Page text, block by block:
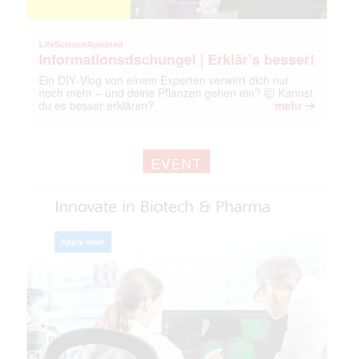
LifeScienceXplained
Informationsdschungel | Erklär’s besser!
Ein DIY‑Vlog von einem Experten verwirrt dich nur
noch mehr – und deine Pflanzen gehen ein? 🤯 Kannst
du es besser erklären?
mehr ➔
EVENT